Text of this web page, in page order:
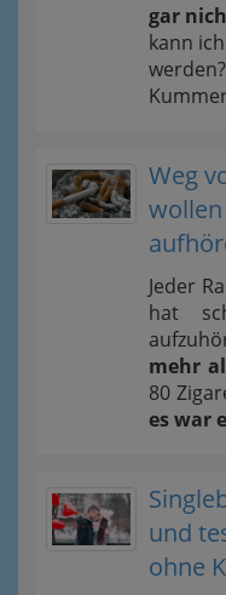
gar
kann
Weg
Jeder
hat
mehr
80
es war
und
ohne